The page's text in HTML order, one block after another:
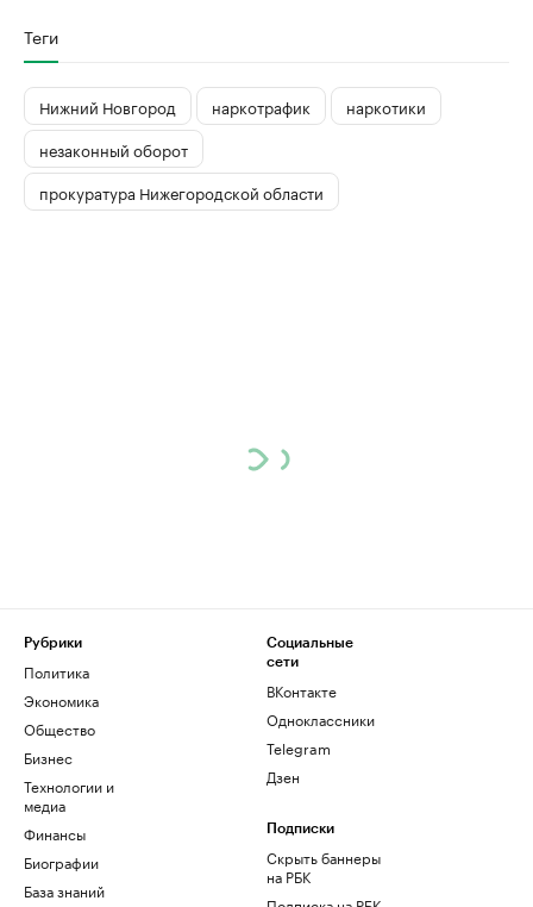
Теги
Нижний Новгород наркотрафик
наркотики
незаконный оборот
прокуратура Нижегородской области
Рубрики
Политика
Экономика
Общество
Бизнес
Технологии и
медиа
Финансы
Биографии
База знаний
Социальные
сети
ВКонтакте
Одноклассники
Telegram
Дзен
Подписки
Скрыть баннеры
на РБК